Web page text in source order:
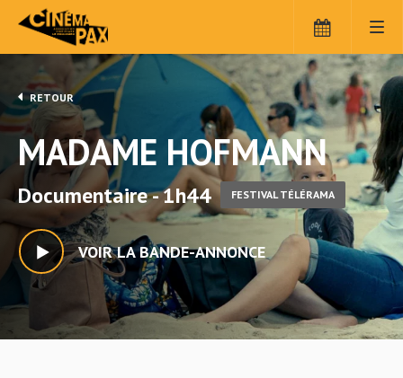
RETOUR
MADAME HOFMANN
Documentaire - 1h44 FESTIVAL TÉLÉRAMA
VOIR LA BANDE-ANNONCE